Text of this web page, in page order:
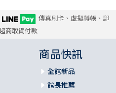
傳真刷卡、虛擬轉帳、郵
商取貨付款
商品快訊
全館新品
館長推薦